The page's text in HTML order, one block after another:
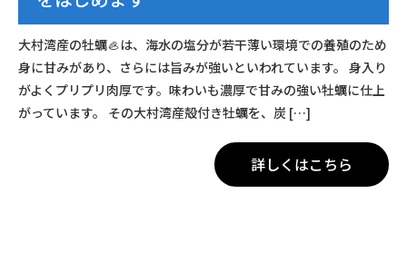
大村湾産の牡蠣🦪は、海水の塩分が若干薄い環境での養殖のため
身に甘みがあり、さらには旨みが強いといわれています。 身入り
がよくプリプリ肉厚です。味わいも濃厚で甘みの強い牡蠣に仕上
がっています。 その大村湾産殻付き牡蠣を、炭 […]
詳しくはこちら